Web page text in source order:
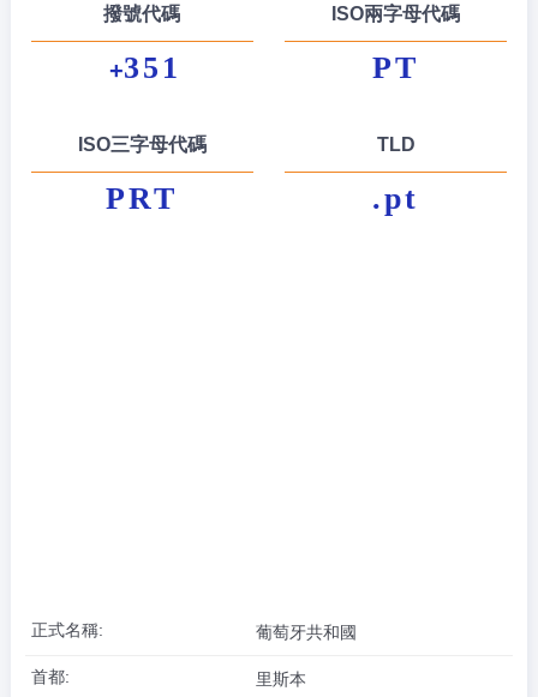
撥號代碼
+351
ISO兩字母代碼
PT
ISO三字母代碼
PRT
TLD
.pt
正式名稱: 葡萄牙共和國
首都: 里斯本